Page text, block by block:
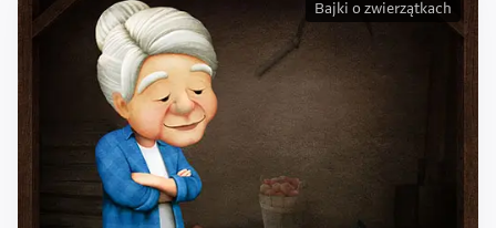
Bajki o zwierzątkach